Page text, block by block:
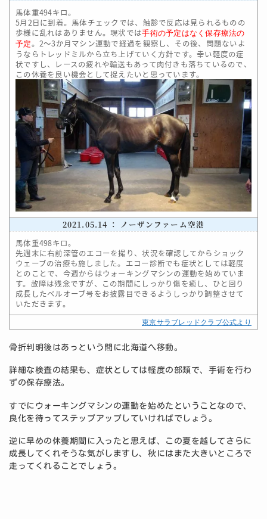
馬体重494キロ。
5月2日に到着。馬体チェックでは、触診で反応は見られるものの
歩様に乱れはありません。現状では手術の予定はなく保存療法の
予定。2～3か月マシン運動で経過を観察し、その後、問題ないよ
うならトレッドミルから立ち上げていく方針です。幸い軽度の症
状ですし、レースの疲れや輸送もあって肉付きも落ちているので、
この休養を良い機会として捉えたいと思っています。
2021.05.14 ： ノーザンファーム空港
馬体重498キロ。
先週末に右前深管のエコーを撮り、状況を確認してからショック
ウェーブの治療も施しました。エコー診断でも症状としては軽度
とのことで、今週からはウォーキングマシンの運動を始めていま
す。故障は残念ですが、この期間にしっかり傷を癒し、ひと回り
成長したベルオーブ号をお披露目できるようしっかり調整させて
いただきます。
東京サラブレッドクラブ公式より
骨折判明後はあっという間に北海道へ移動。
詳細な検査の結果も、症状としては軽度の部類で、手術を行わ
ずの保存療法。
すでにウォーキングマシンの運動を始めたということなので、
良化を待ってステップアップしていければでしょう。
逆に早めの休養期間に入ったと思えば、この夏を越してさらに
成長してくれそうな気がしますし、秋にはまた大きいところで
走ってくれることでしょう。